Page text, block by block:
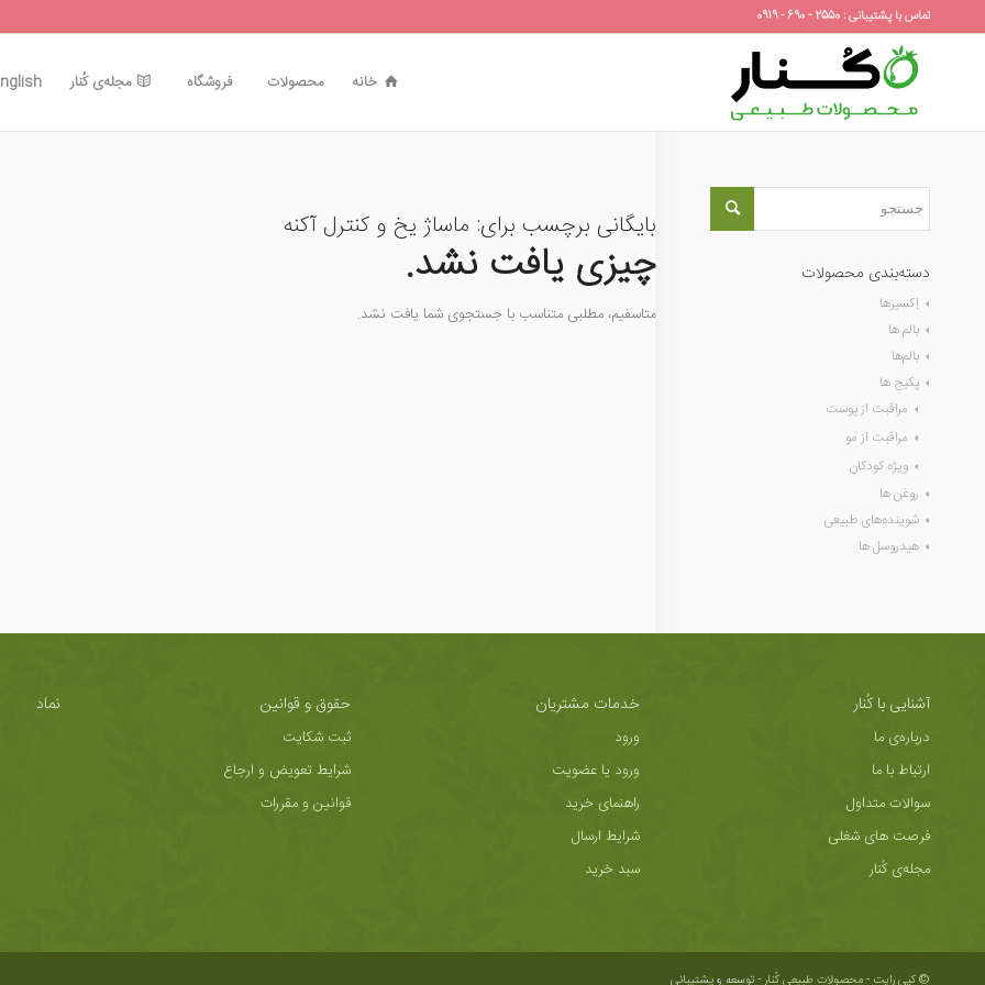
تماس با پشتیبانی : 2550 - 690 - 0919
خانه محصولات فروشگاه مجله‌ی کُنار
بایگانی برچسب برای: ماساژ یخ و کنترل آکنه
چیزی یافت نشد.
متاسفیم، مطلبی متناسب با جستجوی شما یافت نشد.
دسته‌بندی محصولات
اِکسیرها
بالم ها
بالم‌ها
پکیج ها
مراقبت از پوست
مراقبت از مو
ویژه کودکان
روغن ها
شوینده‌های طبیعی
هیدروسل ها
آشنایی با کُنار
درباره‌ی ما
ارتباط با ما
سوالات متداول
فرصت های شغلی
مجله‌ی کُنار
خدمات مشتریان
ورود
ورود یا عضویت
راهنمای خرید
شرایط ارسال
سبد خرید
حقوق و قوانین
ثبت شکایت
شرایط تعویض و ارجاع
قوانین و مقررات
نماد
© کپی رایت - محصولات طبیعی کُنار -توسعه و پشتیبانی